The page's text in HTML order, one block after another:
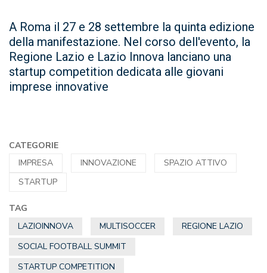
A Roma il 27 e 28 settembre la quinta edizione
della manifestazione. Nel corso dell'evento, la
Regione Lazio e Lazio Innova lanciano una
startup competition dedicata alle giovani
imprese innovative
CATEGORIE
IMPRESA
INNOVAZIONE
SPAZIO ATTIVO
STARTUP
TAG
LAZIOINNOVA
MULTISOCCER
REGIONE LAZIO
SOCIAL FOOTBALL SUMMIT
STARTUP COMPETITION